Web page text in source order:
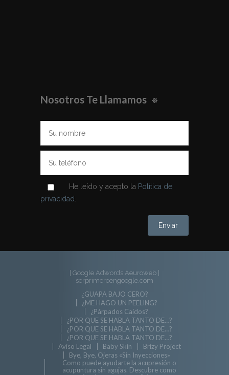
Nosotros Te Llamamos
He leído y acepto la Política de
privacidad
| Google Adwords Aeuroweb
serprimeroengoogle.com
¿GUAPA BAJO CERO?
¿ME HAGO UN PEELING?
¿Párpados Caídos?
¿POR QUE SE HABLA TANTO DE…?
¿POR QUE SE HABLA TANTO DE…?
¿POR QUE SE HABLA TANTO DE…?
Aviso Legal
Baby Skin
Brizy Project
Bye, Bye, Ojeras «Sin Inyecciones»
Como puede ayudarte la acupresión o
acupuntura sin agujas. Descubre como